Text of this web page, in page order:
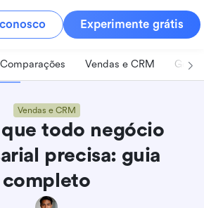
Experimente grátis
Comparações Vendas e CRM
Vendas e CRM
todo negócio
precisa: guia
completo